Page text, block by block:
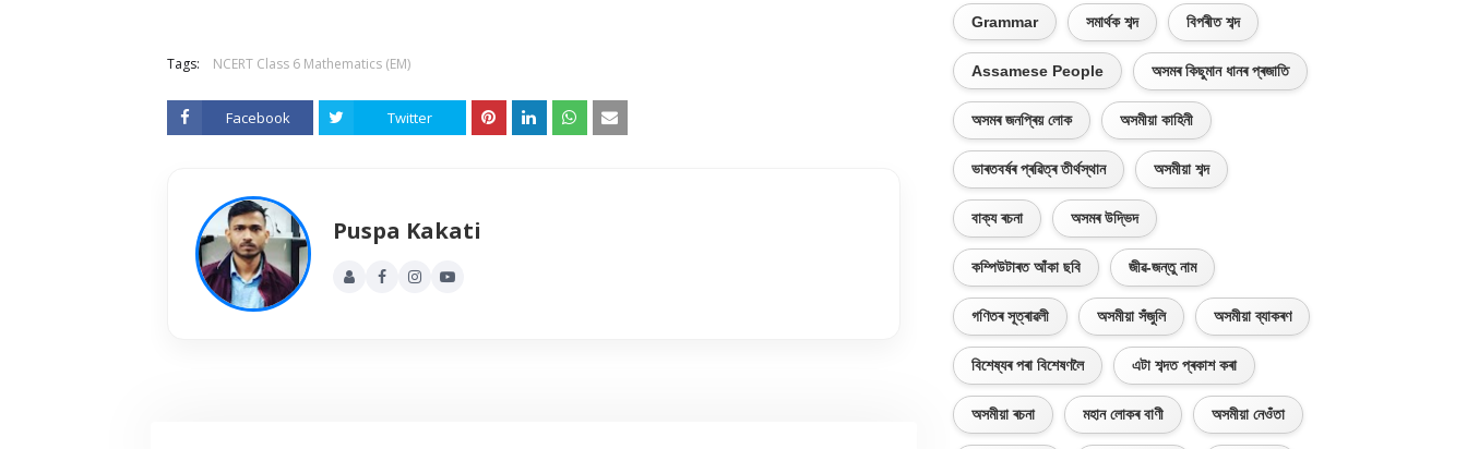
Tags: NCERT Class 6 Mathematics (EM)
Facebook Twitter
Puspa Kakati
Grammar সমাৰ্থক শব্দ বিপৰীত শব্দ
Assamese People অসমৰ কিছুমান ধানৰ প্ৰজাতি
অসমৰ জনপ্ৰিয় লোক অসমীয়া কাহিনী
ভাৰতবৰ্ষৰ প্ৰৱিত্ৰ তীৰ্থস্থান অসমীয়া শব্দ
বাক্য ৰচনা অসমৰ উদ্ভিদ
কম্পিউটাৰত আঁকা ছবি জীৱ-জন্তু নাম
গণিতৰ সূত্ৰাৱলী অসমীয়া সঁজুলি অসমীয়া ব্যাকৰণ
বিশেষ্যৰ পৰা বিশেষণলৈ এটা শব্দত প্ৰকাশ কৰা
অসমীয়া ৰচনা মহান লোকৰ বাণী অসমীয়া নেওঁতা